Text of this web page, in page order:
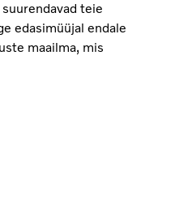
teie
edasimüüjal endale
maailma, mis